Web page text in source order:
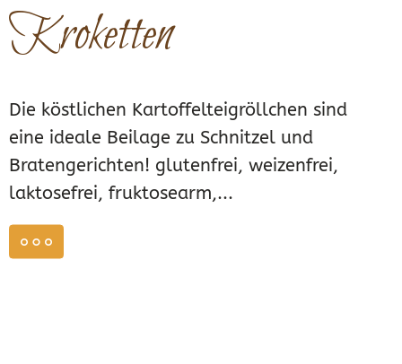
Kroketten
Die köstlichen Kartoffelteigröllchen sind
eine ideale Beilage zu Schnitzel und
Bratengerichten! glutenfrei, weizenfrei,
laktosefrei, fruktosearm,...